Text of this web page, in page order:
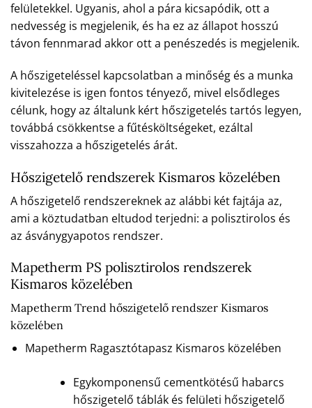
felületekkel. Ugyanis, ahol a pára kicsapódik, ott a
nedvesség is megjelenik, és ha ez az állapot hosszú
távon fennmarad akkor ott a penészedés is megjelenik.
A hőszigeteléssel kapcsolatban a minőség és a munka
kivitelezése is igen fontos tényező, mivel elsődleges
célunk, hogy az általunk kért hőszigetelés tartós legyen,
továbbá csökkentse a fűtésköltségeket, ezáltal
visszahozza a hőszigetelés árát.
Hőszigetelő rendszerek Kismaros közelében
A hőszigetelő rendszereknek az alábbi két fajtája az,
ami a köztudatban eltudod terjedni: a polisztirolos és
az ásványgyapotos rendszer.
Mapetherm PS polisztirolos rendszerek
Kismaros közelében
Mapetherm Trend hőszigetelő rendszer Kismaros
közelében
Mapetherm Ragasztótapasz Kismaros közelében
Egykomponensű cementkötésű habarcs
hőszigetelő táblák és felületi hőszigetelő